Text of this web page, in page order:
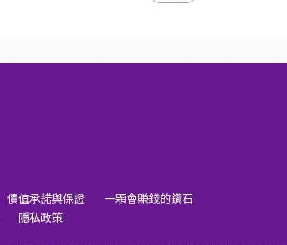
價值承諾與保證
一顆會賺錢的鑽石
隱私政策